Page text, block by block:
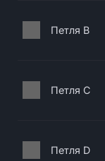
Петля B
Петля C
Петля D